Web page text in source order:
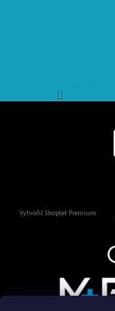
Vytvořil Shoptet Premium